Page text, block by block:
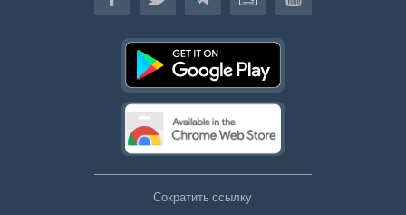
Сократить ссылку